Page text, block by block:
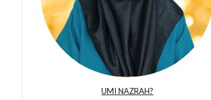
UMI NAZRAH?